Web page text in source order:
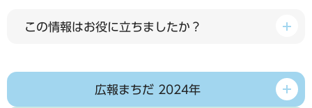
この情報はお役に立ちましたか？
広報まちだ 2024年